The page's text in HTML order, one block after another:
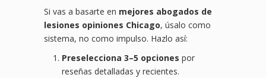
Si vas a basarte en mejores abogados de
lesiones opiniones Chicago, úsalo como
sistema, no como impulso. Hazlo así:
Preselecciona 3–5 opciones por
reseñas detalladas y recientes.